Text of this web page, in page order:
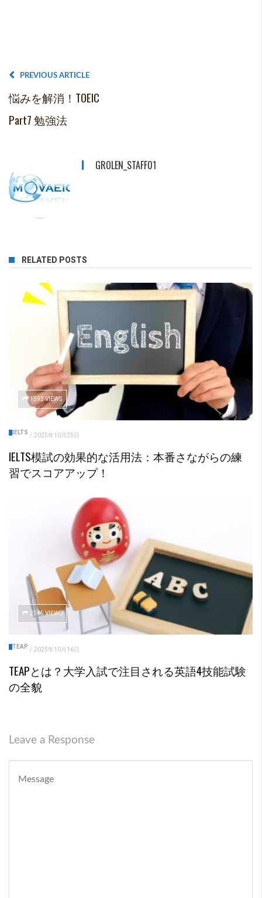
PREVIOUS ARTICLE
悩みを解消！TOEIC
Part7 勉強法
GROLEN_STAFF01
RELATED POSTS
1593 VIEWS
IELTS / 2025年10月25日
IELTS模試の効果的な活用法：本番さながらの練
習でスコアアップ！
2565 VIEWS
TEAP / 2025年10月16日
TEAPとは？大学入試で注目される英語4技能試験
の全貌
Leave a Response